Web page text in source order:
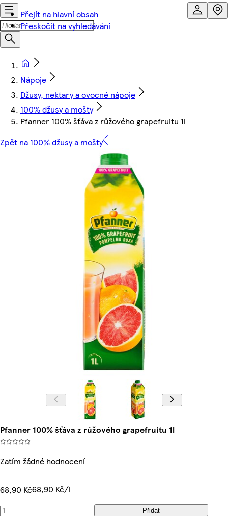
Přejít na hlavní obsah
Přeskočit na vyhledávání
Nápoje
Džusy, nektary a ovocné nápoje
100% džusy a mošty
Pfanner 100% šťáva z růžového grapefruitu 1l
Zpět na 100% džusy a mošty
Pfanner 100% šťáva z růžového grapefruitu 1l
Zatím žádné hodnocení
68,90 Kč68,90 Kč/l
Přidat